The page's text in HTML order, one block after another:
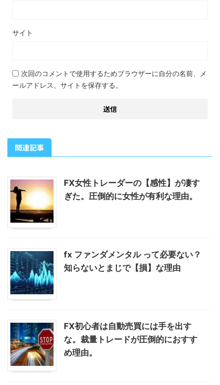
サイト
次回のコメントで使用するためブラウザーに自分の名前、メ
ールアドレス、サイトを保存する。
関連記事
FX女性トレーダーの【感性】が凄す
ぎた。圧倒的に女性が有利な理由。
fx ファンダメンタル って必要ない？
知らないとまじで【損】な理由
FX初心者は自動売買には手を出す
な。裁量トレードが圧倒的におすす
め理由。